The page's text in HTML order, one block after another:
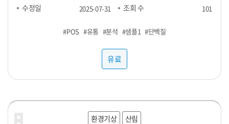
보를 전달해드립니다. -■ 25년 6월 분석 주제 : 단백질(프로틴) -■
KAD(Key Account Data) - KADA(Key Account Data
수정일 2025-07-31 조회 수 101
#POS #유통 #분석 #샘플1 #단백질
유료
해양농축수산 농식품
재정금융 농식품
재정금융 농식품
해양농축수산 농식품
보건의료 라이프로그
환경기상 산림